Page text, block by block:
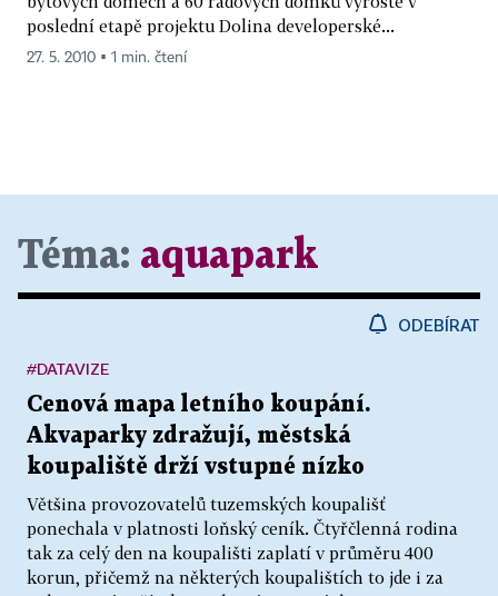
poslední etapě projektu Dolina developerské...
27. 5. 2010 ▪ 1 min. čtení
Téma: aquapark
ODEBÍRAT
Cenová mapa letního koupání.
Akvaparky zdražují, městská
koupaliště drží vstupné nízko
Většina provozovatelů tuzemských koupališť
ponechala v platnosti loňský ceník. Čtyřčlenná rodina
tak za celý den na koupališti zaplatí v průměru 400
korun, přičemž na některých koupalištích to jde i za
#DATAVIZE